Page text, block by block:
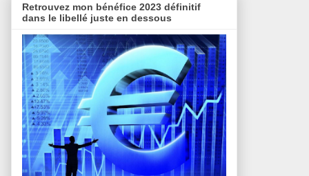
Retrouvez mon bénéfice 2023 définitif
dans le libellé juste en dessous